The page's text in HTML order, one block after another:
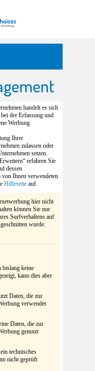
handelt es sich
der Erfassung und
Werbung
Ihrer
zulassen oder
setzen.
erfahren Sie
dessen
von Ihnen verwendeten
Hilfeseite auf.
hier nicht
können Sie nur
Surfverhaltens auf
wurde.
bislang keine
kann dies aber
Daten, die zur
verwendet
Daten, die zur
genutzt
technisches
nicht geprüft